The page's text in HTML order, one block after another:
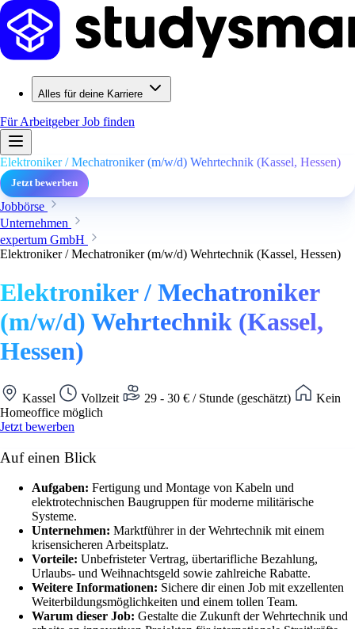
Alles für deine Karriere
Für ArbeitgeberJob finden
Elektroniker / Mechatroniker (m/w/d) Wehrtechnik (Kassel, Hessen)
Jetzt bewerben
Jobbörse
Unternehmen
expertum GmbH
Elektroniker / Mechatroniker (m/w/d) Wehrtechnik (Kassel, Hessen)
Elektroniker / Mechatroniker
(m/w/d) Wehrtechnik (Kassel,
Hessen)
Kassel Vollzeit 29 - 30 € / Stunde (geschätzt)
Kein
Homeoffice möglich
Jetzt bewerben
Auf einen Blick
Aufgaben: Fertigung und Montage von Kabeln und
elektrotechnischen Baugruppen für moderne militärische
Systeme.
Unternehmen: Marktführer in der Wehrtechnik mit einem
krisensicheren Arbeitsplatz.
Vorteile: Unbefristeter Vertrag, übertarifliche Bezahlung,
Urlaubs- und Weihnachtsgeld sowie zahlreiche Rabatte.
Weitere Informationen: Sichere dir einen Job mit exzellenten
Weiterbildungsmöglichkeiten und einem tollen Team.
Warum dieser Job: Gestalte die Zukunft der Wehrtechnik und